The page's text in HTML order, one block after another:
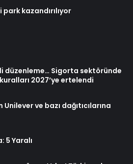
park kazandırılıyor
düzenleme… Sigorta sektöründe
2027’ye ertelendi
ve bazı dağıtıcılarına
5 Yaralı